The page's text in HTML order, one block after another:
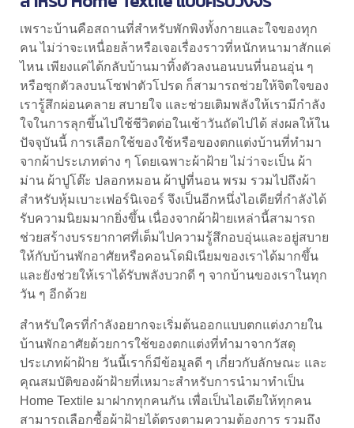
เพราะบ้านคือสถานที่สำหรับพักพิงทั้งกายและใจของทุก
คน ไม่ว่าจะเหนื่อยล้าหรือเจอเรื่องราวที่หนักหนามาสักแค่
ไหน เพียงแค่ได้กลับบ้านมาทิ้งตัวลงนอนบนที่นอนอุ่น ๆ
หรือซุกตัวลงบนโซฟาตัวโปรด ก็สามารถช่วยให้จิตใจของ
เรารู้สึกผ่อนคลาย สบายใจ และช่วยเติมพลังให้เรามีกำลัง
ใจในการลุกขึ้นไปใช้ชีวิตต่อในเช้าวันถัดไปได้ ส่งผลให้ใน
ปัจจุบันนี้ การเลือกใช้ของใช้หรือของตกแต่งบ้านที่ทำมา
จากผ้าประเภทต่าง ๆ โดยเฉพาะผ้าฝ้าย ไม่ว่าจะเป็น ผ้า
ม่าน ผ้าปูโต๊ะ ปลอกหมอน ผ้าปูที่นอน พรม รวมไปถึงผ้า
สำหรับหุ้มเบาะเฟอร์นิเจอร์ จึงเป็นอีกหนึ่งไอเดียที่กำลังได้
รับความนิยมมากยิ่งขึ้น เนื่องจากผ้าฝ้ายเหล่านี้สามารถ
ช่วยสร้างบรรยากาศที่เต็มไปความรู้สึกอบอุ่นและอยู่สบาย
ให้กับบ้านพักอาศัยหรือคอนโดมิเนียมของเราได้มากขึ้น
และยังช่วยให้เราได้รับพลังบวกดี ๆ จากบ้านของเราในทุก
วัน ๆ อีกด้วย
สำหรับใครที่กำลังอยากจะเริ่มต้นออกแบบตกแต่งภายใน
บ้านพักอาศัยด้วยการใช้ของตกแต่งที่ทำมาจากวัสดุ
ประเภทผ้าฝ้าย วันนี้เราก็มีข้อมูลดี ๆ เกี่ยวกับลักษณะ และ
คุณสมบัติของผ้าฝ้ายที่เหมาะสำหรับการนำมาทำเป็น
Home Textile มาฝากทุกคนกัน เพื่อเป็นไอเดียให้ทุกคน
สามารถเลือกซื้อผ้าฝ้ายได้ตรงตามความต้องการ รวมถึง